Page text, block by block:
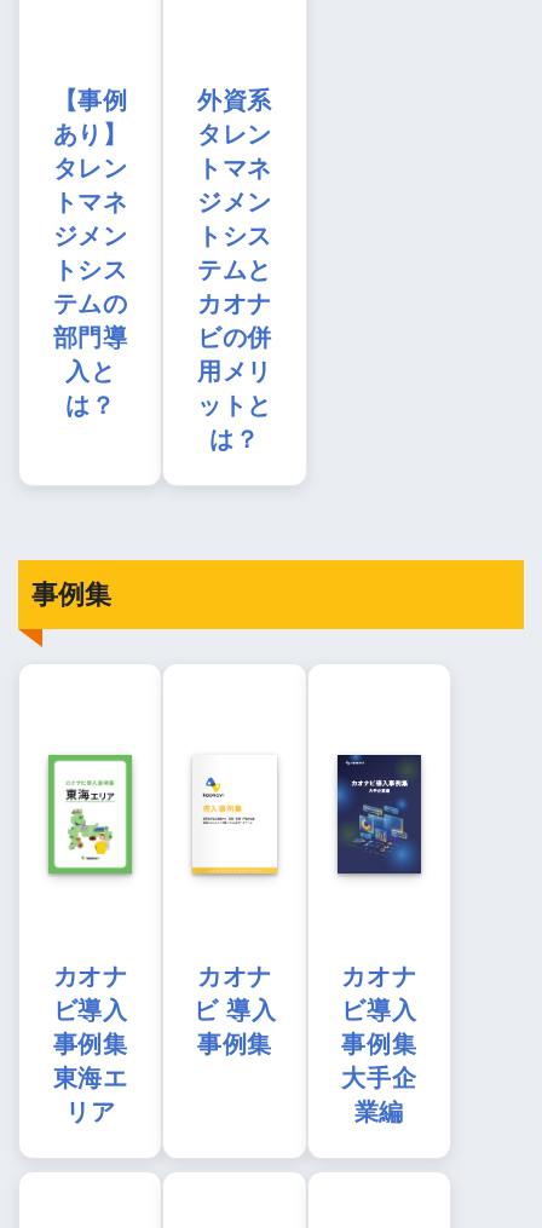
【事例
あり】
タレン
トマネ
ジメン
トシス
テムの
部門導
入と
は？
外資系
タレン
トマネ
ジメン
トシス
テムと
カオナ
ビの併
用メリ
ットと
は？
事例集
カオナ
ビ導入
事例集
東海エ
リア
カオナ
ビ 導入
事例集
カオナ
ビ導入
事例集
大手企
業編